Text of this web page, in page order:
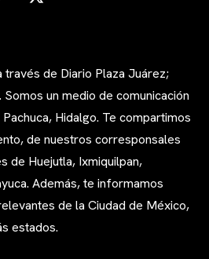
través de Diario Plaza Juárez;
un medio de comunicación
Hidalgo. Te compartimos
de nuestros corresponsales
de Huejutla, Ixmiquilpan,
Además, te informamos
de la Ciudad de México,
estados.